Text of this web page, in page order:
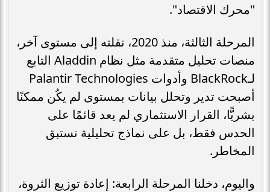
"محرك الاقتصاد".
المرحلة الثالثة، منذ 2020، نقلته إلى مستوى آخر،
منصات تحليل متقدمة مثل نظام Aladdin التابع
لـBlackRock وأدوات Palantir Technologies
أصبحت تدير وتحلل بيانات بمستوى لم يكُن ممكنًا
بشريًّا، القرار الاستثماري لم يعد قائمًا على
الحدس فقط، بل على نماذج تحليلية تستبق
المخاطر.
واليوم، دخلنا المرحلة الرابعة: إعادة توزيع الثروة،